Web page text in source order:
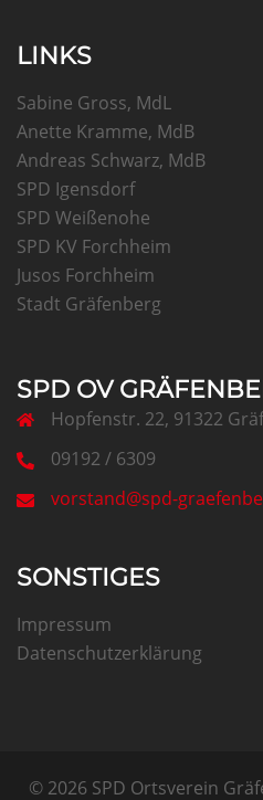
LINKS
Sabine Gross, MdL
Anette Kramme, MdB
Andreas Schwarz, MdB
SPD Igensdorf
SPD Weißenohe
SPD KV Forchheim
Jusos Forchheim
Stadt Gräfenberg
SPD OV
Hopfenstr. 22, 91322
09192 / 6309
vorstand@spd-
SONSTIGES
Impressum
Datenschutzerklärung
© 2026 SPD Ortsverein